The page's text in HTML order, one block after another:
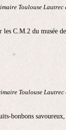
Toulouse Lautrec
les C.M.2 du musée
Toulouse Lautrec
bonbons